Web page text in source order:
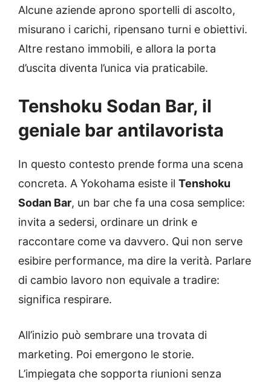
Alcune aziende aprono sportelli di ascolto,
misurano i carichi, ripensano turni e obiettivi.
Altre restano immobili, e allora la porta
d’uscita diventa l’unica via praticabile.
Tenshoku Sodan Bar, il
geniale bar antilavorista
In questo contesto prende forma una scena
concreta. A Yokohama esiste il Tenshoku
Sodan Bar, un bar che fa una cosa semplice:
invita a sedersi, ordinare un drink e
raccontare come va davvero. Qui non serve
esibire performance, ma dire la verità. Parlare
di cambio lavoro non equivale a tradire:
significa respirare.
All’inizio può sembrare una trovata di
marketing. Poi emergono le storie.
L’impiegata che sopporta riunioni senza